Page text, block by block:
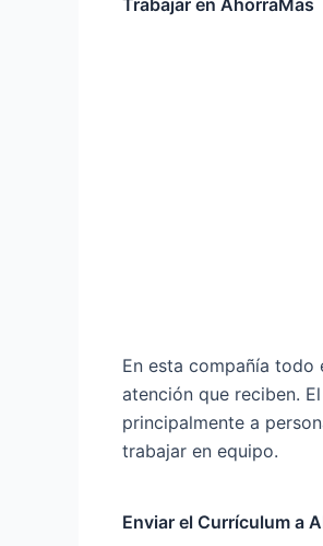
Trabajar en AhorraMas
En esta compañía
atención que reciben.
principalmente a
trabajar en equipo.
Enviar el Currículum a